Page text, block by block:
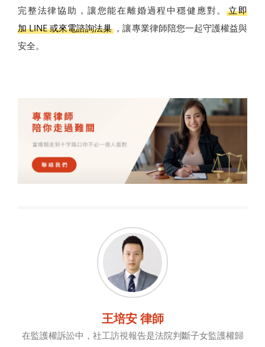
完整法律協助，讓您能在離婚過程中穩健應對。立即
加 LINE 或來電諮詢法巢 ，讓專業律師陪您一起守護權益與
安全。
王培安 律師
在監護權訴訟中，社工訪視報告是法院判斷子女監護權歸